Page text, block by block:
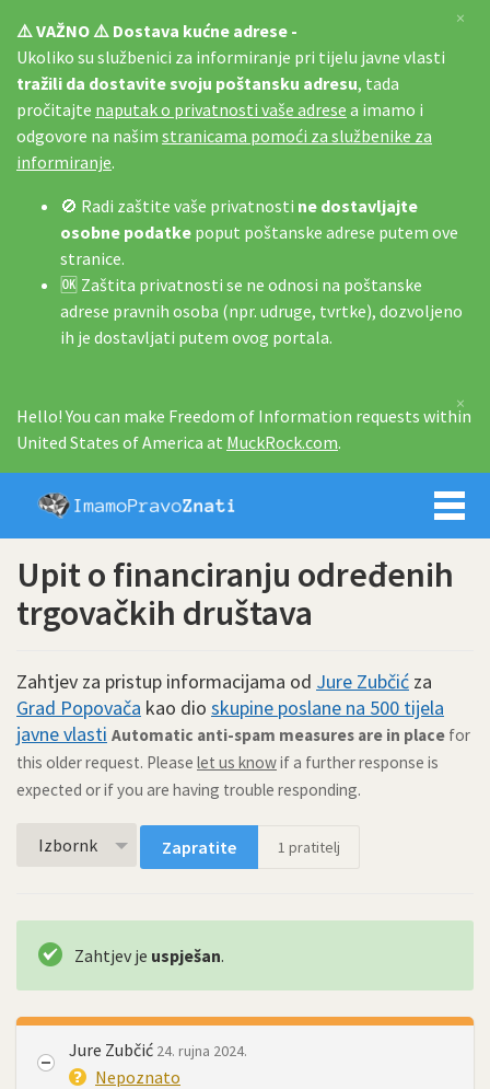
⚠️ VAŽNO ⚠️ Dostava kućne adrese -
Ukoliko su službenici za informiranje pri tijelu javne vlasti
tražili da dostavite svoju poštansku adresu, tada
pročitajte naputak o privatnosti vaše adrese a imamo i
odgovore na našim stranicama pomoći za službenike za
informiranje.
🚫 Radi zaštite vaše privatnosti ne dostavljajte
osobne podatke poput poštanske adrese putem ove
stranice.
🆗 Zaštita privatnosti se ne odnosi na poštanske
adrese pravnih osoba (npr. udruge, tvrtke), dozvoljeno
ih je dostavljati putem ovog portala.
×
Hello! You can make Freedom of Information requests within
United States of America at MuckRock.com.
×
Imamo
Upit o financiranju određenih
trgovačkih društava
Zahtjev za pristup informacijama od Jure Zubčić za
Grad Popovača kao dio skupine poslane na 500 tijela
javne vlasti Automatic anti-spam measures are in place for
this older request. Please let us knowif a further response is
expected or if you are having trouble responding.
Izbornk Zapratite 1 pratitelj
Zahtjev je uspješan.
Jure Zubčić 24. rujna 2024.
Nepoznato